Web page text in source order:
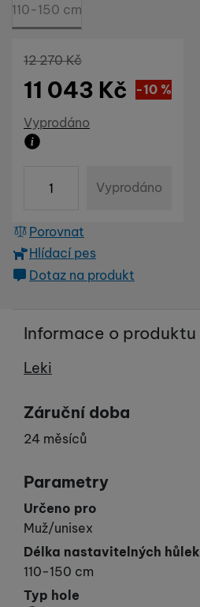
110-150 cm
Dostupnost
Vyprodáno
Původní cena
12 270Kč
Sleva
1 227Kč
(
-10 %
11 043 Kč
Vyprodáno
Porovnat
Hlídací pes
Dotaz na produkt
Informace o produktu
Výrobce
Leki
Záruční doba
24 měsíců
Parametry
Určeno pro
Muž/unisex
Délka nastavitelných hůlek
110-150 cm
Typ hole